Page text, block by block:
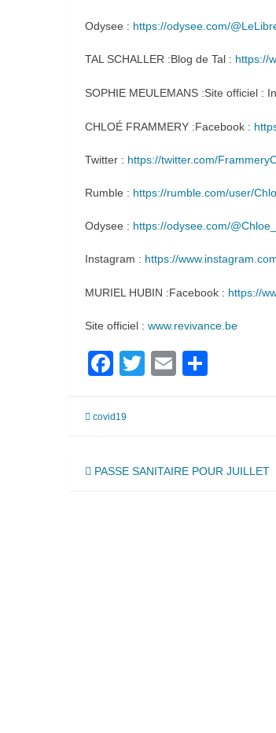
Odysee : https://odysee.com/
TAL SCHALLER :Blog de Tal : https://
SOPHIE MEULEMANS :Site officiel :
CHLOÉ FRAMMERY :Facebook :
Twitter : https://twitter.com/
Rumble : https://rumble.com/user/
Odysee : https://odysee.com/
Instagram : https://
MURIEL HUBIN :Facebook : https://
Site officiel : www.revivance.be
Facebook
TwitterEmail
covid19
Navigation
PASSE SANITAIRE POUR JUILLET